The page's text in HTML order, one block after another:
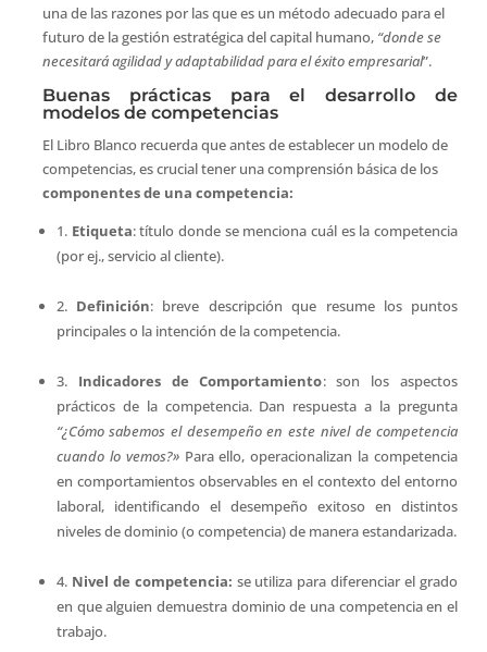
una de las razones por las que es un método adecuado para el
futuro de la gestión estratégica del capital humano, “donde se
necesitará agilidad y adaptabilidad para el éxito empresarial”.
Buenas prácticas para el desarrollo de
modelos de competencias
El Libro Blanco recuerda que antes de establecer un modelo de
competencias, es crucial tener una comprensión básica de los
componentes de una competencia:
1. Etiqueta: título donde se menciona cuál es la competencia
(por ej., servicio al cliente).
2. Definición: breve descripción que resume los puntos
principales o la intención de la competencia.
3.Indicadores de Comportamiento: son los aspectos
prácticos de la competencia. Dan respuesta a la pregunta
“¿Cómo sabemos el desempeño en este nivel de competencia
cuando lo vemos?»Para ello, operacionalizan la competencia
en comportamientos observables en el contexto del entorno
laboral, identificando el desempeño exitoso en distintos
niveles de dominio (o competencia) de manera estandarizada.
4. Nivel de competencia: se utiliza para diferenciar el grado
en que alguien demuestra dominio de una competencia en el
trabajo.